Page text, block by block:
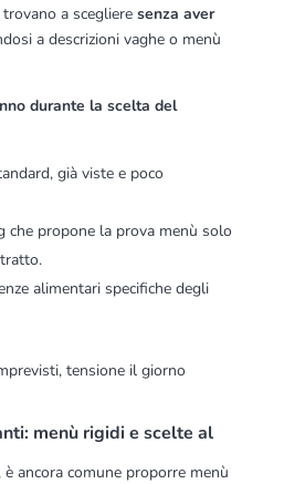
a scegliere senza aver
a descrizioni vaghe o menù
durante la scelta del
già viste e poco
che propone la prova menù solo
alimentari specifiche degli
tensione il giorno
menù rigidi e scelte al
ancora comune proporre menù